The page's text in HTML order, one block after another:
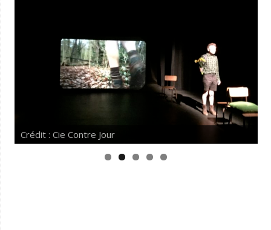
Crédit : Cie Contre Jour